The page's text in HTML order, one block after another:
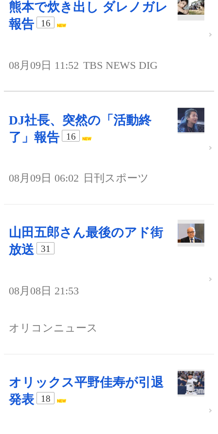
熊本で炊き出し ダレノガレ
報告
16
08月09日 11:52 TBS NEWS DIG
DJ社長、突然の「活動終
了」報告
16
08月09日 06:02 日刊スポーツ
山田五郎さん最後のアド街
放送
31
08月08日 21:53
オリコンニュース
オリックス平野佳寿が引退
発表
18